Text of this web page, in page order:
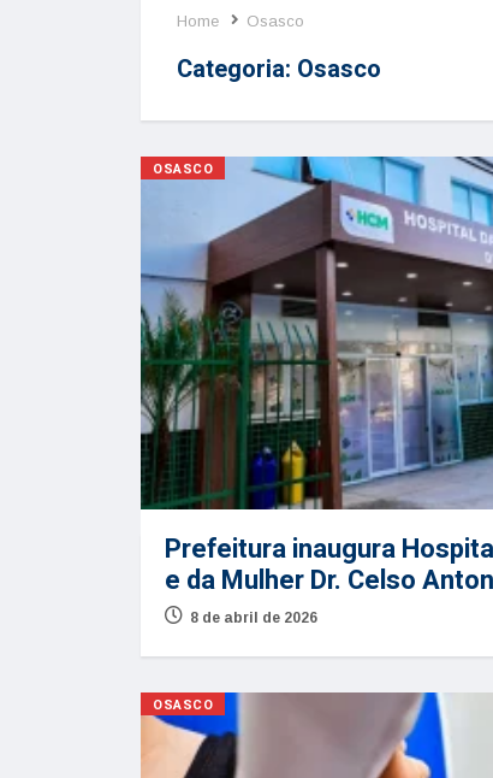
Home Osasco
Categoria: Osasco
OSASCO
Prefeitura inaugura
e da Mulher Dr. Celso
8 de abril de 2026
OSASCO